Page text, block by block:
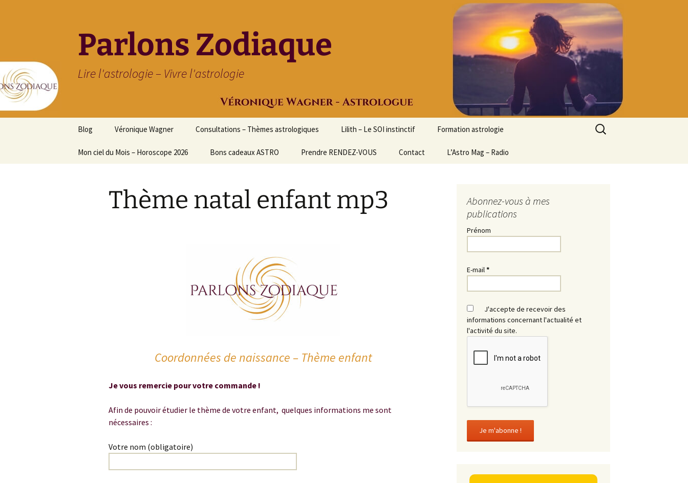
Parlons Zodiaque
Lire l'astrologie – Vivre l'astrologie
contenu
Blog Véronique Wagner Consultations – Thèmes astrologiques Lilith – Le SOI instinctif Formation astrologie
Initiation à l’ASTROLOGIE
Stage découverte
Formation en ligne
Astrologie
Mon ciel du Mois – Horoscope 2026 Bons cadeaux ASTRO Prendre RENDEZ-VOUS Contact L’Astro Mag – Radio
Rechercher :
Thème natal enfant mp3
Coordonnées de naissance – Thème enfant
Je vous remercie pour votre commande !
Afin de pouvoir étudier le thème de votre enfant, quelques informations me sont
nécessaires :
Votre nom (obligatoire)
Abonnez-vous à mes
publications
Prénom
E-mail*
J'accepte de recevoir des
informations concernant l'actualité et
l'activité du site.